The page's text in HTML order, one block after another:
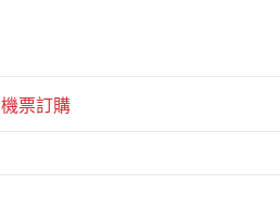
機票訂購